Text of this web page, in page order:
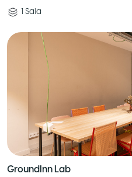
1 Sala
GroundInn Lab